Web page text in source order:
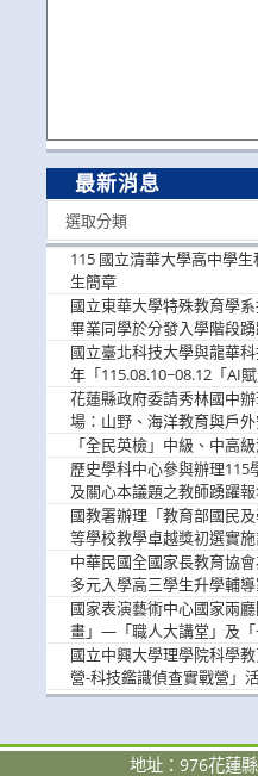
最新消息
選取分類
115 國立清華大學高中學
生簡章
國立東華大學特殊教育學
畢業同學於分發入學階段踴
國立臺北科技大學與龍華
年「115.08.10~08.12「AI
歡迎學生踴躍報名參加
花蓮縣政府委請秀林國中
場：山野、海洋教育與戶
參加
「全民英檢」中級、中高
歷史學科中心參與辦理
及關心本議題之教師踴躍
國教署辦理「教育部國民
等學校教學卓越獎初選實
中華民國全國家長教育協
多元入學高三學生升學輔導
國家表演藝術中心國家兩
畫」—「職人大講堂」及「
參與。
國立中興大學理學院科學
營-科技鑑識偵查實戰營」
加。
地址：976花蓮